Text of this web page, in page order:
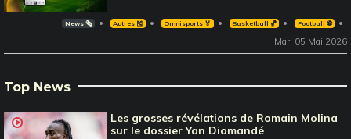
News 🗞️ Autres 🎽 Omnisports 🏅 Basketball 🏀 Football ⚽️
Mar, 05 Mai 2026
Top News
Les grosses révélations de Romain Molina
sur le dossier Yan Diomandé